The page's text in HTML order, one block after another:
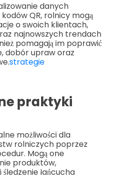
danych
QR, rolnicy mogą
o swoich klientach,
najnowszych trendach
pomagają im poprawić
dobór upraw oraz
strategie
praktyki
możliwości dla
rolniczych poprzez
Mogą one
produktów,
łańcucha